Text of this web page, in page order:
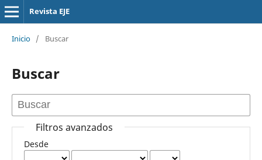
Revista EJE
Inicio / Buscar
Buscar
Filtros avanzados
Desde